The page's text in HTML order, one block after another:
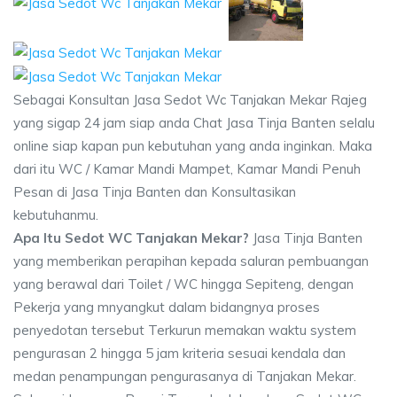
Sebagai Konsultan Jasa Sedot Wc Tanjakan Mekar Rajeg
yang sigap 24 jam siap anda Chat Jasa Tinja Banten selalu
online siap kapan pun kebutuhan yang anda inginkan. Maka
dari itu WC / Kamar Mandi Mampet, Kamar Mandi Penuh
Pesan di Jasa Tinja Banten dan Konsultasikan
kebutuhanmu.
Apa Itu Sedot WC Tanjakan Mekar? Jasa Tinja Banten
yang memberikan perapihan kepada saluran pembuangan
yang berawal dari Toilet / WC hingga Sepiteng, dengan
Pekerja yang mnyangkut dalam bidangnya proses
penyedotan tersebut Terkurun memakan waktu system
pengurasan 2 hingga 5 jam kriteria sesuai kendala dan
medan penampungan pengurasanya di Tanjakan Mekar.